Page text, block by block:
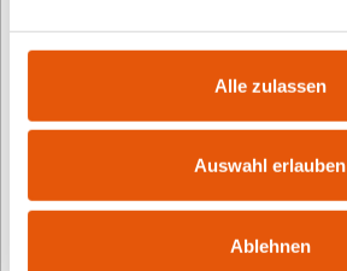
Alle zulassen
Auswahl erlauben
Ablehnen
Informationen zur
Einrichtung
Einreichende Einrichtung